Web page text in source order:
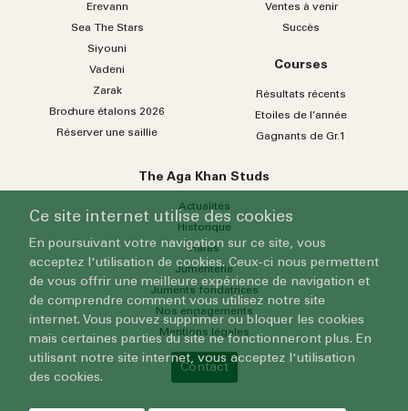
Erevann
Sea TheStars
Siyouni
Vadeni
Zarak
Brochure étalons 2026
Réserver une saillie
Ventes à venir
Succès
Courses
Résultats récents
Etoiles de l’année
Gagnants de Gr.1
The Aga Khan Studs
Actualités
Historique
Haras
Jumenterie
Juments fondatrices
Nos engagements
Mentions légales
Contact
Ce site internet utilise des cookies
En poursuivant votre navigation sur ce site, vous
acceptez l'utilisation de cookies. Ceux-ci nous permettent
de vous offrir une meilleure expérience de navigation et
de comprendre comment vous utilisez notre site
internet. Vous pouvez supprimer ou bloquer les cookies
mais certaines parties du site ne fonctionneront plus. En
utilisant notre site internet, vous acceptez l'utilisation
des cookies.